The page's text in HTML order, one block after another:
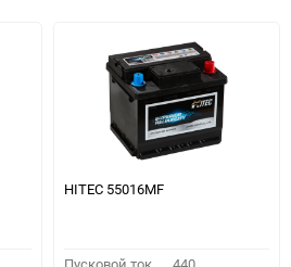
HITEC 55016MF